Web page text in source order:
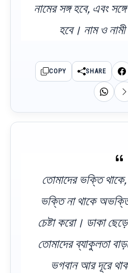
নামের সঙ্গ হবে, এবং
হবে। নাম ও
COPY SHARE
তোমাদের ভক্তি
ভক্তি না থাকে
চেষ্টা করো। ডাকা
তোমাদের ব্যাকুলতা
ভগবান আর দূরে